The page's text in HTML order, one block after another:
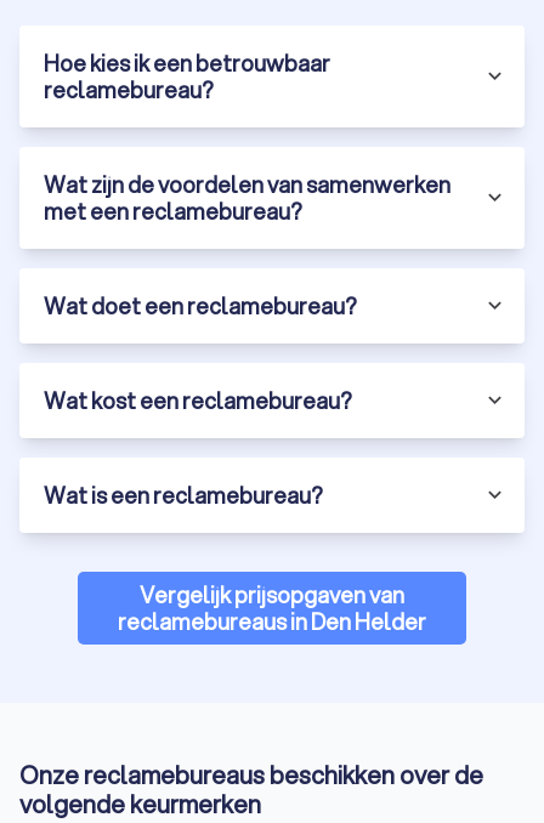
groeien.
Hoe kies ik een betrouwbaar
reclamebureau?
Wat zijn de voordelen van samenwerken
met een reclamebureau?
Wat doet een reclamebureau?
Wat kost een reclamebureau?
Wat is een reclamebureau?
Vergelijk prijsopgaven van
reclamebureaus in Den Helder
Onze reclamebureaus beschikken over de
volgende keurmerken